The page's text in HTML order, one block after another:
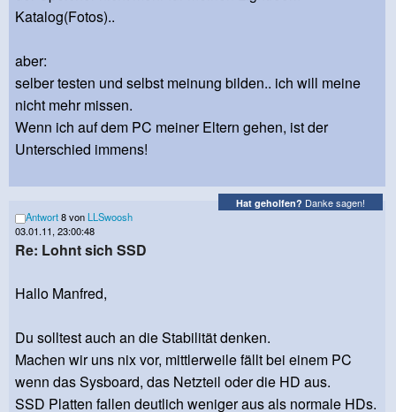
Katalog(Fotos)..
aber:
selber testen und selbst meinung bilden.. ich will meine
nicht mehr missen.
Wenn ich auf dem PC meiner Eltern gehen, ist der
Unterschied immens!
Hat geholfen? Danke sagen!
Antwort8 von LLSwoosh
03.01.11, 23:00:48
Re: Lohnt sich SSD
Hallo Manfred,
Du solltest auch an die Stabilität denken.
Machen wir uns nix vor, mittlerweile fällt bei einem PC
wenn das Sysboard, das Netzteil oder die HD aus.
SSD Platten fallen deutlich weniger aus als normale HDs.